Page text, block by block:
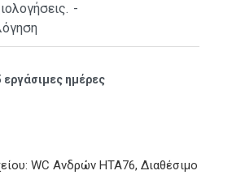
εργάσιμες ημέρες
-
WC Ανδρών HTA76, Διαθέσιμο